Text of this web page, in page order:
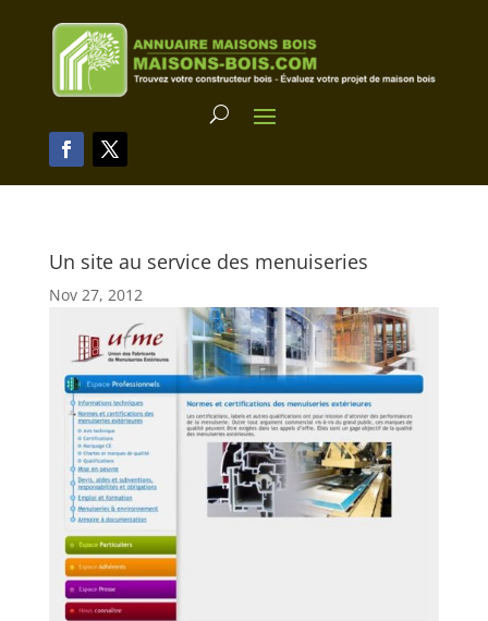
Un site au service des menuiseries
Nov 27, 2012